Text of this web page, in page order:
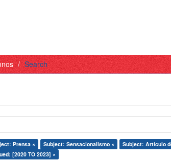
Search
Prensa × Subject: Sensacionalismo ×
Subject: Artículo
[2020 TO 2023] ×